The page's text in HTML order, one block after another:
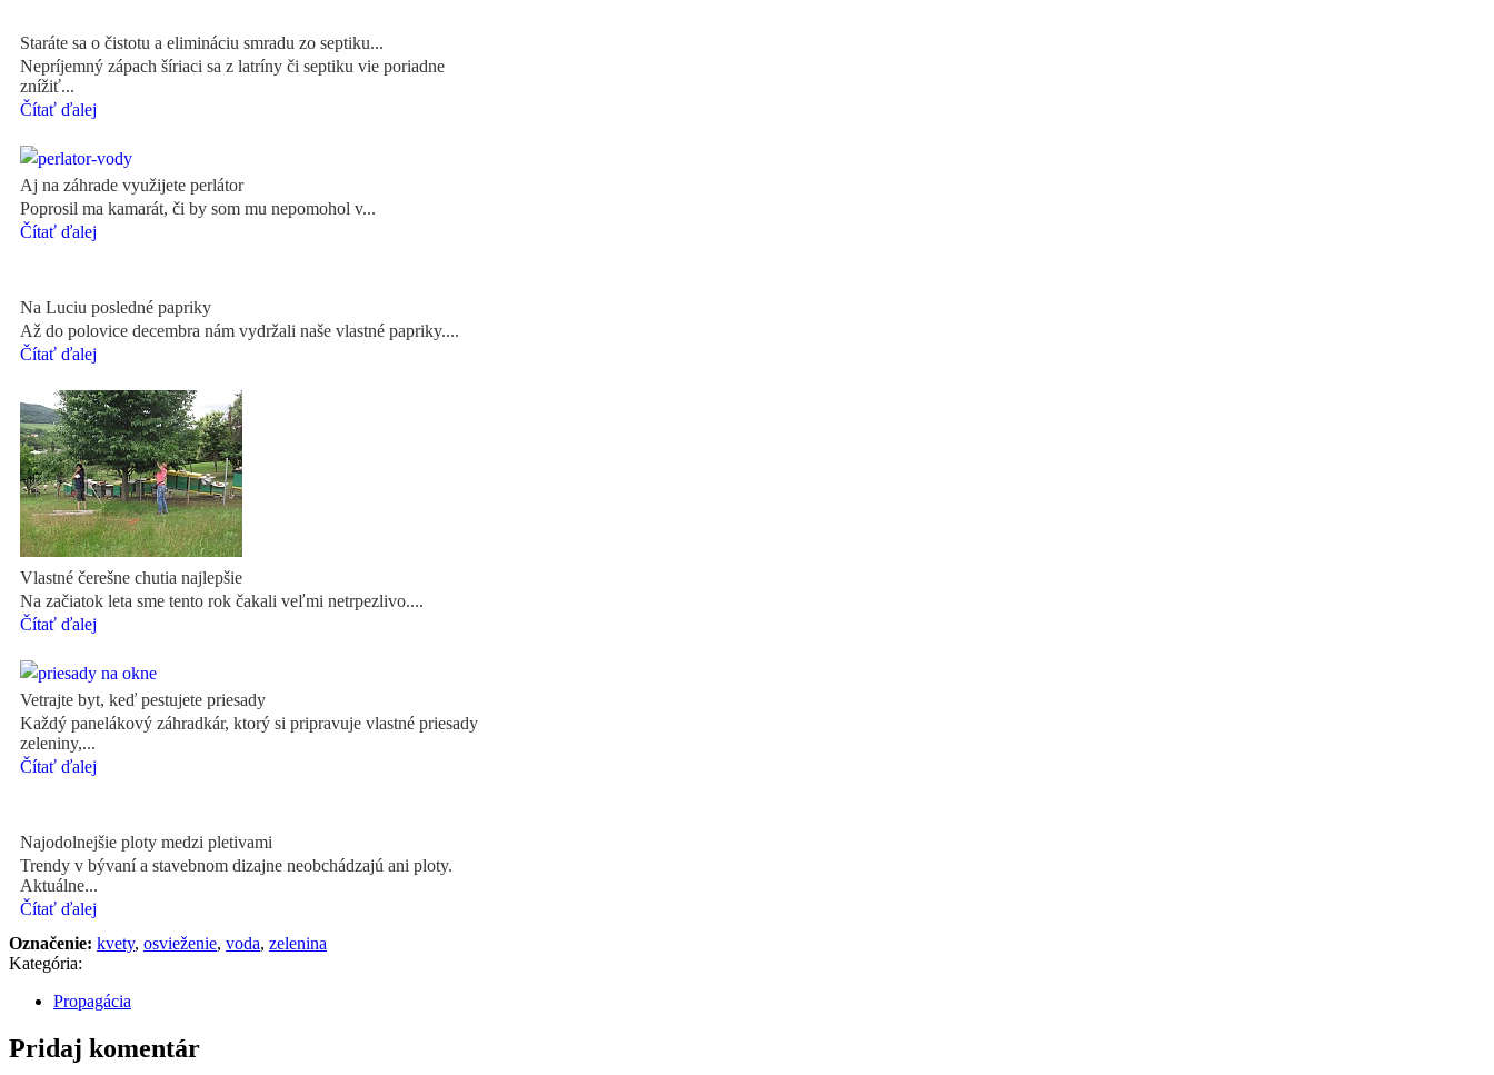
Staráte sa o čistotu a elimináciu smradu zo septiku...
Nepríjemný zápach šíriaci sa z latríny či septiku vie poriadne
znížiť...
Čítať ďalej
Aj na záhrade využijete perlátor
Poprosil ma kamarát, či by som mu nepomohol v...
Čítať ďalej
Na Luciu posledné papriky
Až do polovice decembra nám vydržali naše vlastné papriky....
Čítať ďalej
Vlastné čerešne chutia najlepšie
Na začiatok leta sme tento rok čakali veľmi netrpezlivo....
Čítať ďalej
Vetrajte byt, keď pestujete priesady
Každý panelákový záhradkár, ktorý si pripravuje vlastné priesady
zeleniny,...
Čítať ďalej
Najodolnejšie ploty medzi pletivami
Trendy v bývaní a stavebnom dizajne neobchádzajú ani ploty.
Aktuálne...
Čítať ďalej
Označenie: kvety, osvieženie, voda, zelenina
Kategória:
Propagácia
Pridaj komentár